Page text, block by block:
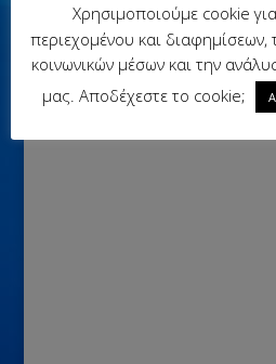
Χρησιμοποιούμε cookie
περιεχομένου και
κοινωνικών μέσων και την
μας. Αποδέχεστε το cookie;